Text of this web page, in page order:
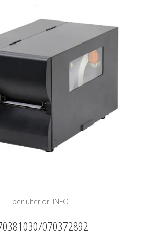
per ulteriori INFO
070372892